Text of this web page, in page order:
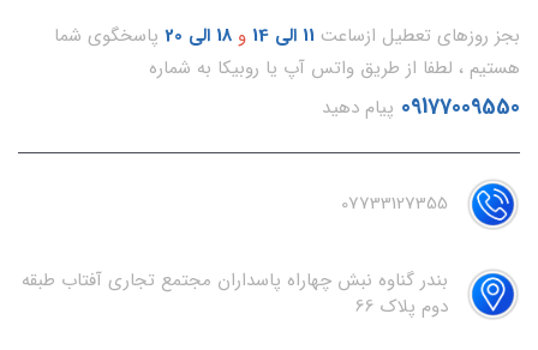
بجز روزهای تعطیل ازساعت 11 الی 14 و 18 الی 20
پاسخگوی شما
هستیم ، لطفا از طریق واتس آپ یا روبیکا به شماره
09177009550 پیام دهید
07733127355
بندر گناوه نبش چهاراه پاسداران مجتمع تجاری آفتاب طبقه
دوم پلاک 66